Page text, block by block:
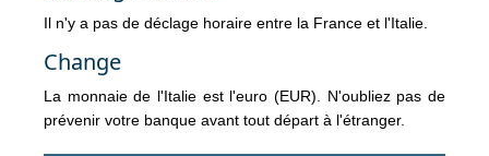
Il n'y a pas de déclage horaire entre la France et l'Italie.
Change
La monnaie de l'Italie est l'euro (EUR). N'oubliez pas de
prévenir votre banque avant tout départ à l'étranger.